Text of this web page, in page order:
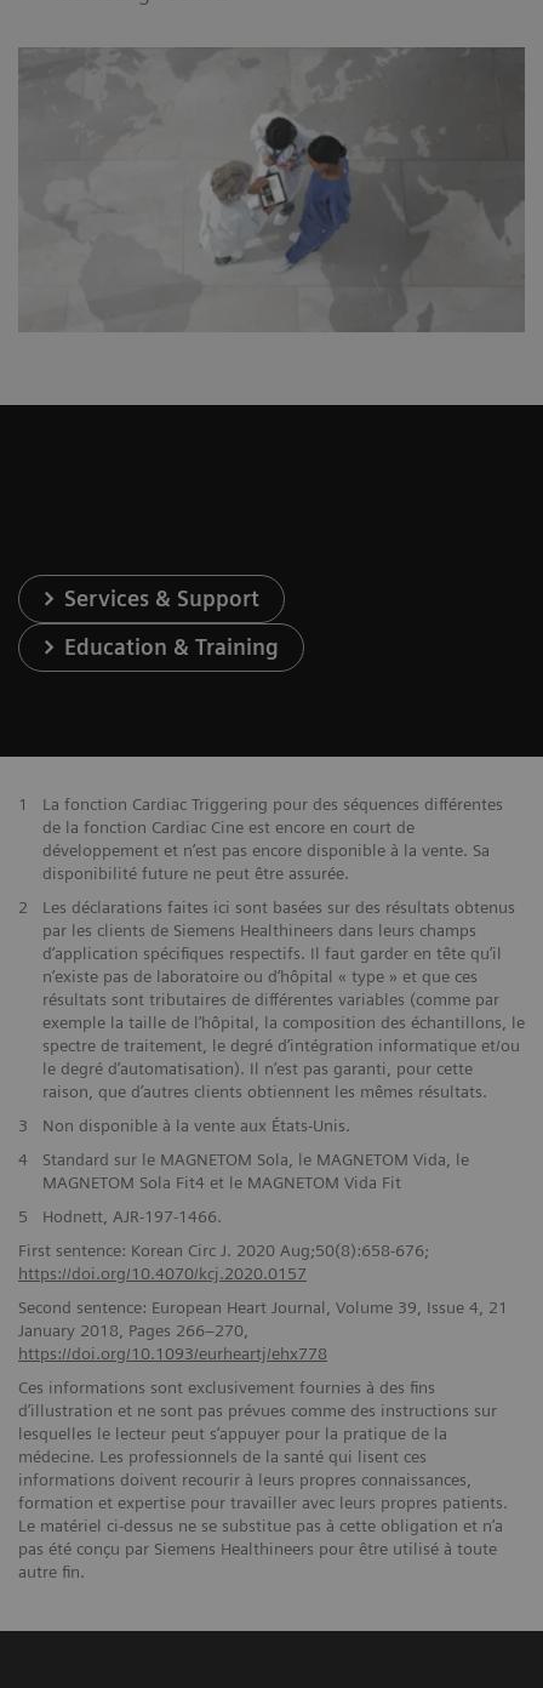
Services & Support
Education & Training
1
La fonction Cardiac Triggering pour des séquences différentes
de la fonction Cardiac Cine est encore en court de
développement et n’est pas encore disponible à la vente. Sa
disponibilité future ne peut être assurée.
2
Les déclarations faites ici sont basées sur des résultats obtenus
par les clients de Siemens Healthineers dans leurs champs
d’application spécifiques respectifs. Il faut garder en tête qu’il
n’existe pas de laboratoire ou d’hôpital « type » et que ces
résultats sont tributaires de différentes variables (comme par
exemple la taille de l’hôpital, la composition des échantillons, le
spectre de traitement, le degré d’intégration informatique et/ou
le degré d’automatisation). Il n’est pas garanti, pour cette
raison, que d’autres clients obtiennent les mêmes résultats.
3
Non disponible à la vente aux États-Unis.
4
Standard sur le MAGNETOM Sola, le MAGNETOM Vida, le
MAGNETOM Sola Fit4 et le MAGNETOM Vida Fit
5
Hodnett, AJR-197-1466.
First sentence: Korean Circ J. 2020 Aug;50(8):658-676;
https://doi.org/10.4070/kcj.2020.0157
Second sentence: European Heart Journal, Volume 39, Issue 4, 21
January 2018, Pages 266–270,
https://doi.org/10.1093/eurheartj/ehx778
Ces informations sont exclusivement fournies à des fins
d’illustration et ne sont pas prévues comme des instructions sur
lesquelles le lecteur peut s’appuyer pour la pratique de la
médecine. Les professionnels de la santé qui lisent ces
informations doivent recourir à leurs propres connaissances,
formation et expertise pour travailler avec leurs propres patients.
Le matériel ci-dessus ne se substitue pas à cette obligation et n’a
pas été conçu par Siemens Healthineers pour être utilisé à toute
autre fin.